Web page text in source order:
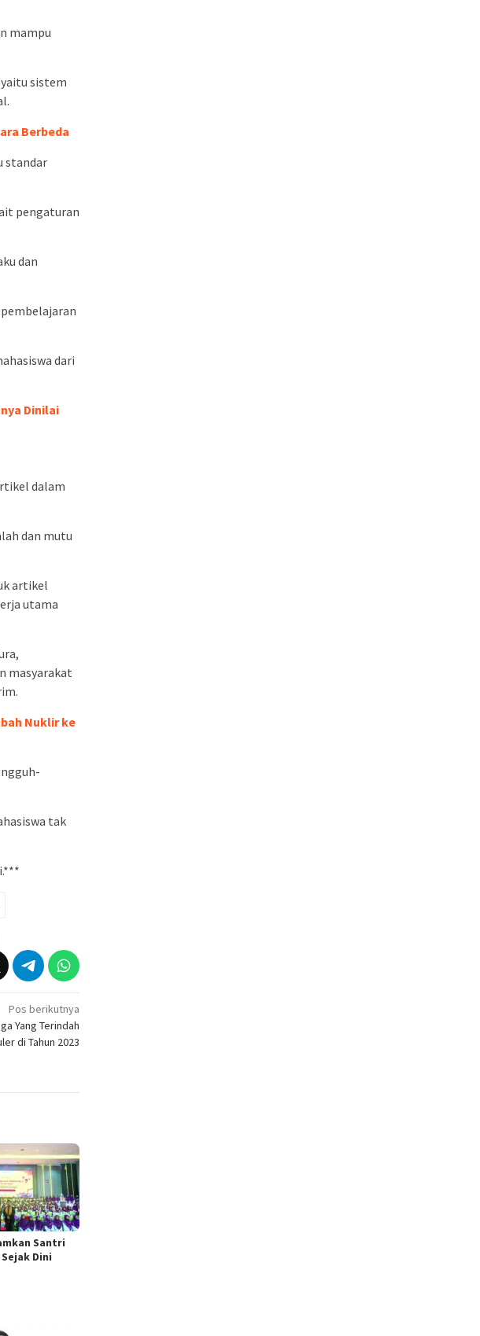
mampu
sistem
Berbeda
standar
pengaturan
dan
dari
Dinilai
dalam
dan mutu
artikel
utama
masyarakat
Nuklir ke
tak
Pos berikutnya
Yang Terindah
di Tahun 2023
Santri
Dini